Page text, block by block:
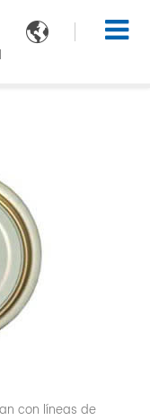

con líneas de